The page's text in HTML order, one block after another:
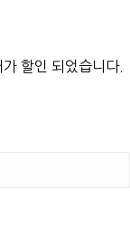
할인 되었습니다.